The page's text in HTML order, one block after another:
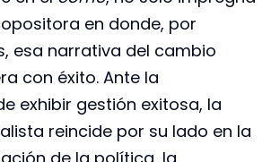
en donde, por
esa narrativa del cambio
con éxito. Ante la
exhibir gestión exitosa, la
reincide por su lado en la